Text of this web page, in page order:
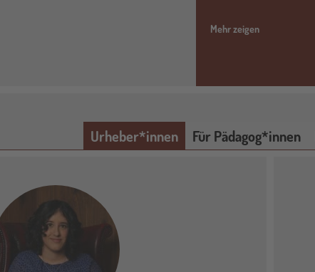
Mehr zeigen
Urheber*innen Für Pädagog*innen